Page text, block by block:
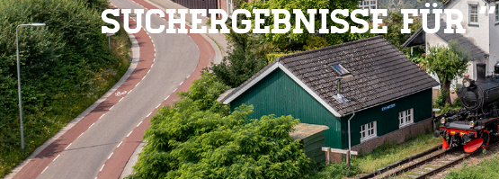
Suchergebnisse für ''